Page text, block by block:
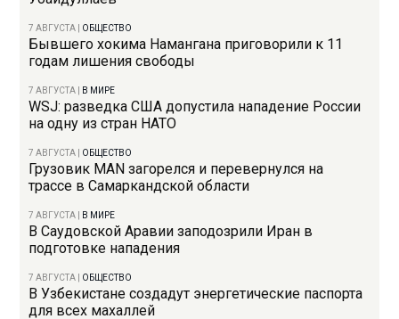
7 АВГУСТА ОБЩЕСТВО
Бывшего хокима Намангана приговорили к 11
годам лишения свободы
7 АВГУСТА В МИРЕ
WSJ: разведка США допустила нападение России
на одну из стран НАТО
7 АВГУСТА ОБЩЕСТВО
Грузовик MAN загорелся и перевернулся на
трассе в Самаркандской области
7 АВГУСТА В МИРЕ
В Саудовской Аравии заподозрили Иран в
подготовке нападения
7 АВГУСТА ОБЩЕСТВО
В Узбекистане создадут энергетические паспорта
для всех махаллей